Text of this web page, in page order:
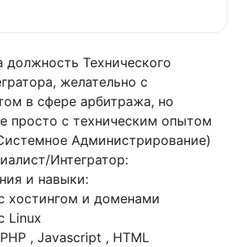
Технического
желательно с
в сфере арбитража, но
просто с техническим опытом
Администрирование)
Интегратор:
и навыки:
хостингом и доменами
Linux
, Javascript , HTML